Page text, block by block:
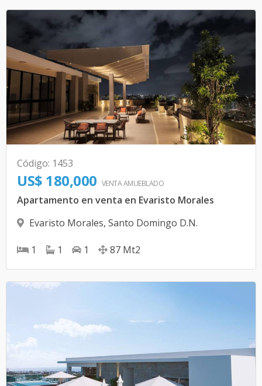
Código: 1453
US$ 180,000 VENTA AMUEBLADO
Apartamento en venta en Evaristo Morales
Evaristo Morales, Santo Domingo D.N.
1 1 1 87 Mt2